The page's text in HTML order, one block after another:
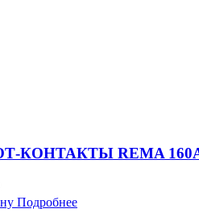
КОНТАКТЫ REMA
Подробнее